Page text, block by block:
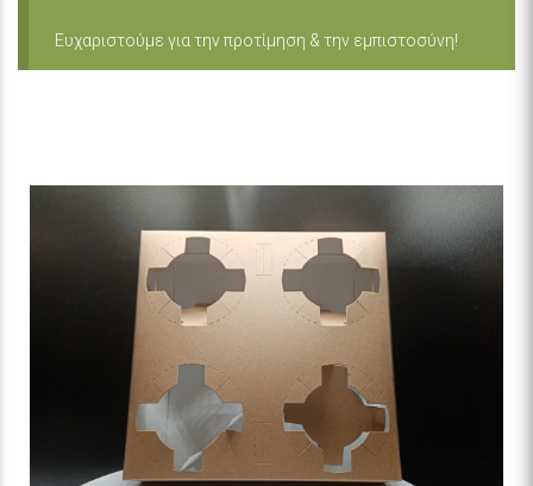
Ευχαριστούμε για την προτίμηση & την εμπιστοσύνη!